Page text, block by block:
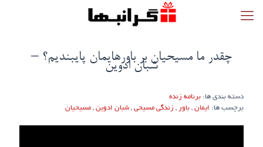
چقدر ما مسیحیان بر باورهایمان پایبندیم؟ –
شبان ادوین
دسته بندی ها: برنامه زنده
برچسب ها: ایمان , باور , زندگی مسیحی , شبان ادوین , مسیحیان